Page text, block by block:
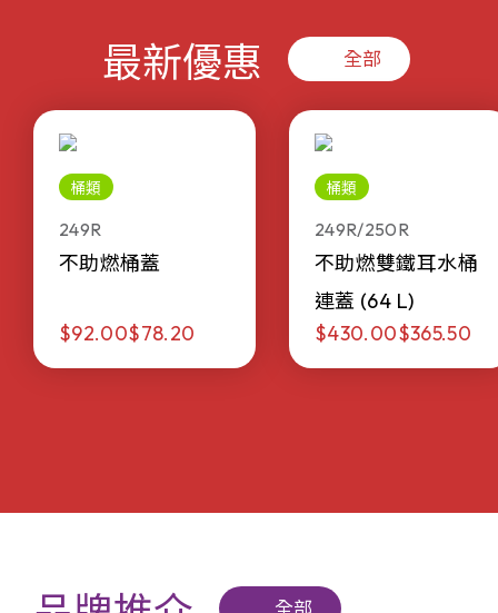
最新優惠 全部
桶類
249R
不助燃桶蓋
$92.00$78.20
桶類
249R/250R
不助燃雙鐵耳水桶
連蓋 (64 L)
$430.00$365.50
全部